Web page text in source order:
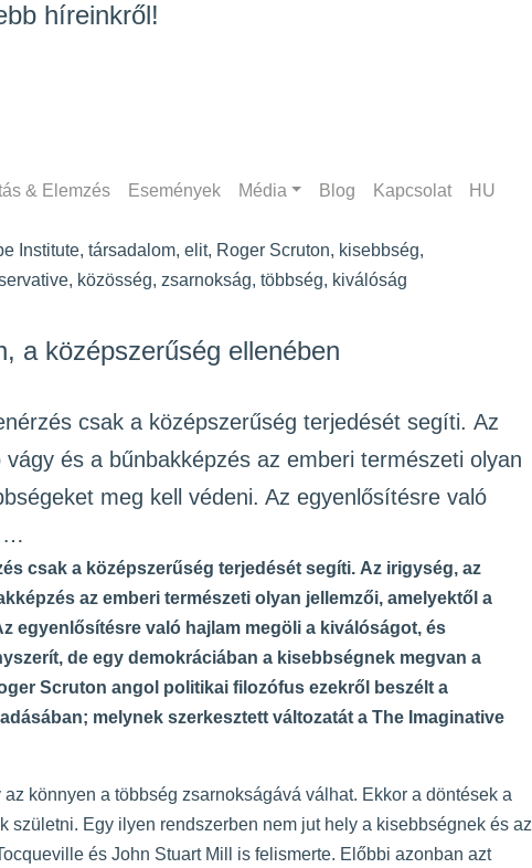
híreinkről!
& Elemzés Események Média Blog Kapcsolat HU
Institute, társadalom, elit, Roger Scruton, kisebbség,
, közösség, zsarnokság, többség, kiválóság
a középszerűség ellenében
csak a középszerűség terjedését segíti. Az
és a bűnbakképzés az emberi természeti olyan
meg kell védeni. Az egyenlősítésre való
csak a középszerűség terjedését segíti. Az irigység, az
az emberi természeti olyan jellemzői, amelyektől a
egyenlősítésre való hajlam megöli a kiválóságot, és
de egy demokráciában a kisebbségnek megvan a
Scruton angol politikai filozófus ezekről beszélt a
melynek szerkesztett változatát a The Imaginative
könnyen a többség zsarnokságává válhat. Ekkor a döntések a
születni. Egy ilyen rendszerben nem jut hely a kisebbségnek és az
és John Stuart Mill is felismerte. Előbbi azonban azt